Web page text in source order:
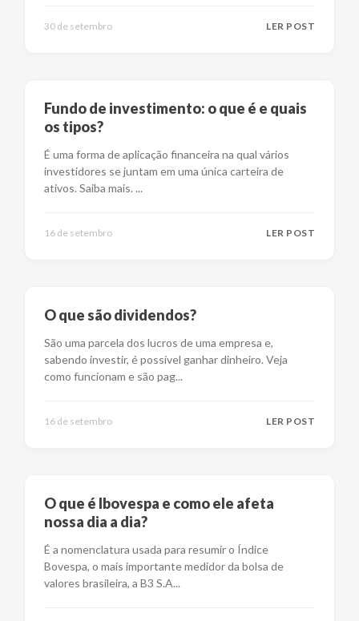
30 de setembro LER POST
Fundo de investimento: o que é e quais
os tipos?
É uma forma de aplicação financeira na qual vários
investidores se juntam em uma única carteira de
ativos. Saiba mais. ...
16 de setembro LER POST
O que são dividendos?
São uma parcela dos lucros de uma empresa e,
sabendo investir, é possível ganhar dinheiro. Veja
como funcionam e são pag...
16 de setembro LER POST
O que é Ibovespa e como ele afeta
nossa dia a dia?
É a nomenclatura usada para resumir o Índice
Bovespa, o mais importante medidor da bolsa de
valores brasileira, a B3 S.A...